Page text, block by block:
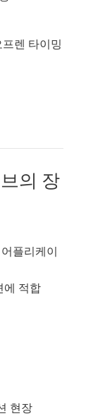
렌 타이밍
의 장
플리케이
에 적합
현장